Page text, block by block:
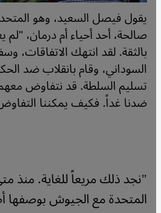
يقول فيصل السعيد، وهو
صالحة، أحد أحياء أم درمان،
بالثقة. لقد انتهك
السوداني، وقام بانقلاب ضد
تسليم السلطة. قد نتفاوض
ضدنا غداً. فكيف يمكننا
"نجد ذلك مريعاً للغاية. منذ
المتحدة مع الجيوش بوصفها